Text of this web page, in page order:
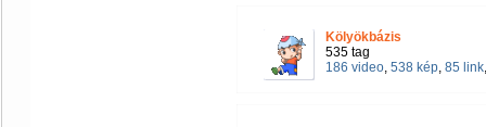
Kölyökbázis
535 tag
186 video, 538 kép, 85 link